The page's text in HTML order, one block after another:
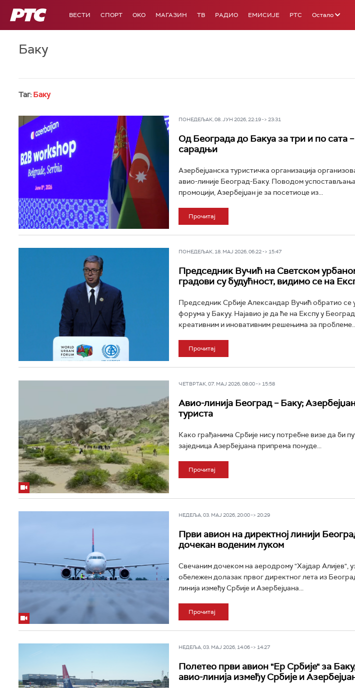
РТС ВЕСТИ СПОРТ OKO МАГАЗИН ТВ РАДИО ЕМИСИЈЕ РТС Остало
Баку
Таг: Баку
ПОНЕДЕЉАК, 08. ЈУН 2026, 22:19 -> 23:31
Од Београда до Бакуа за три и по сата
сарадњи
Азербејџанска туристичка организација
авио-линије Београд-Баку. Поводом
промоцији, Азербејџан је за посетиоце из...
Прочитај
ПОНЕДЕЉАК, 18. МАЈ 2026, 06:22 -> 15:47
Председник Вучић на Светском
градови су будућност, видимо се на
Председник Србије Александар Вучић обратио се
форума у Бакуу. Најавио је да ће на Експу у
креативним и иновативним решењима за
Прочитај
ЧЕТВРТАК, 07. МАЈ 2026, 08:00 -> 15:58
Авио-линија Београд – Баку;
туриста
Како грађанима Србије нису потребне визе да би
заједница Азербејџана припрема понуде...
Прочитај
НЕДЕЉА, 03. МАЈ 2026, 20:00 -> 20:29
Први авион на директној линији
дочекан воденим луком
Свечаним дочеком на аеродрому "Хајдар Алијев",
обележен долазак првог директног лета из
линија између Србије и Азербејџана...
Прочитај
НЕДЕЉА, 03. МАЈ 2026, 14:06 -> 14:27
Полетео први авион "Ер Србије" за
авио-линија између Србије и